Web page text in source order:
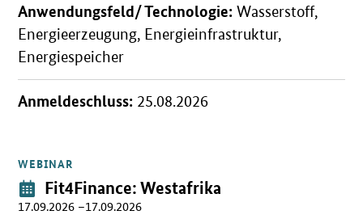
Anwendungsfeld/ Technologie: Wasserstoff,
Energieerzeugung, Energieinfrastruktur,
Energiespeicher
Anmeldeschluss: 25.08.2026
WEBINAR
Veranstaltung:
Fit4Finance: Westafrika
17.09.2026 –17.09.2026
Öffnet Einzelsicht